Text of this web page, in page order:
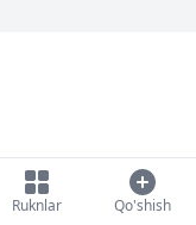
Ruknlar Qo'shish